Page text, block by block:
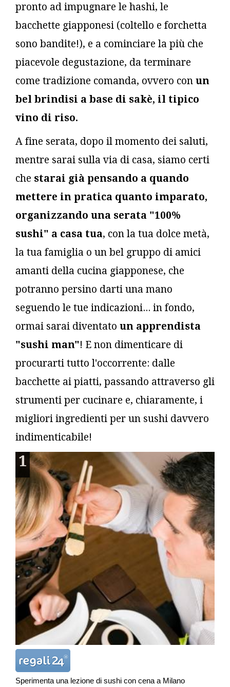
pronto ad impugnare le hashi, le
bacchette giapponesi (coltello e forchetta
sono bandite!), e a cominciare la più che
piacevole degustazione, da terminare
come tradizione comanda, ovvero con un
bel brindisi a base di sakè, il tipico
vino di riso.
A fine serata, dopo il momento dei saluti,
mentre sarai sulla via di casa, siamo certi
che starai già pensando a quando
mettere in pratica quanto imparato,
organizzando una serata "100%
sushi" a casa tua, con la tua dolce metà,
la tua famiglia o un bel gruppo di amici
amanti della cucina giapponese, che
potranno persino darti una mano
seguendo le tue indicazioni... in fondo,
ormai sarai diventato un apprendista
"sushi man"! E non dimenticare di
procurarti tutto l'occorrente: dalle
bacchette ai piatti, passando attraverso gli
strumenti per cucinare e, chiaramente, i
migliori ingredienti per un sushi davvero
indimenticabile!
1
Sperimenta una lezione di sushi con cena a Milano